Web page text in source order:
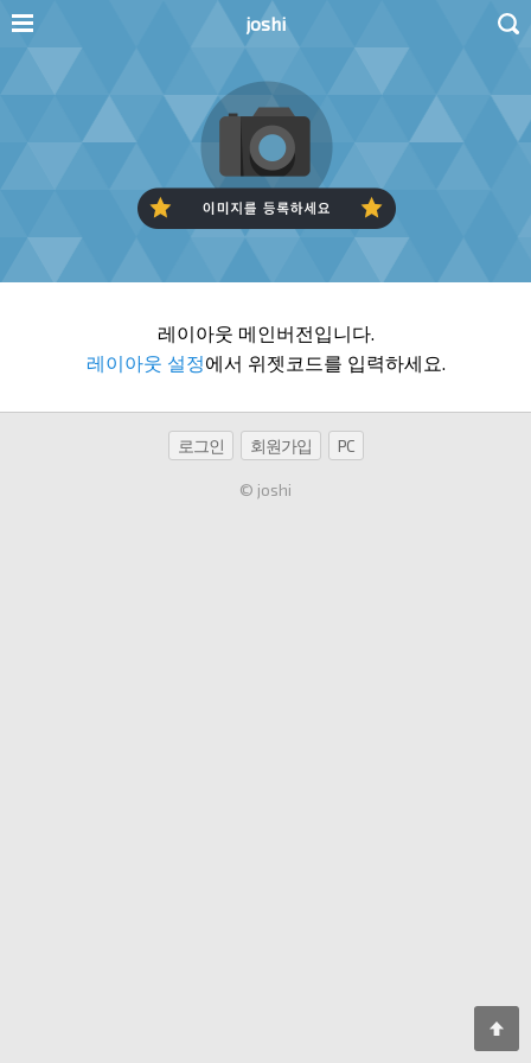
joshi
레이아웃 메인버전입니다.
레이아웃 설정에서 위젯코드를 입력하세요.
로그인 회원가입 PC
© joshi